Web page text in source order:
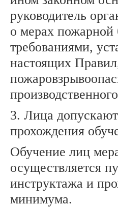
руководитель
о мерах пожарной
требованиями,
настоящих
3. Лица
прохождения
Обучение лиц
осуществляется
инструктажа и
минимума.